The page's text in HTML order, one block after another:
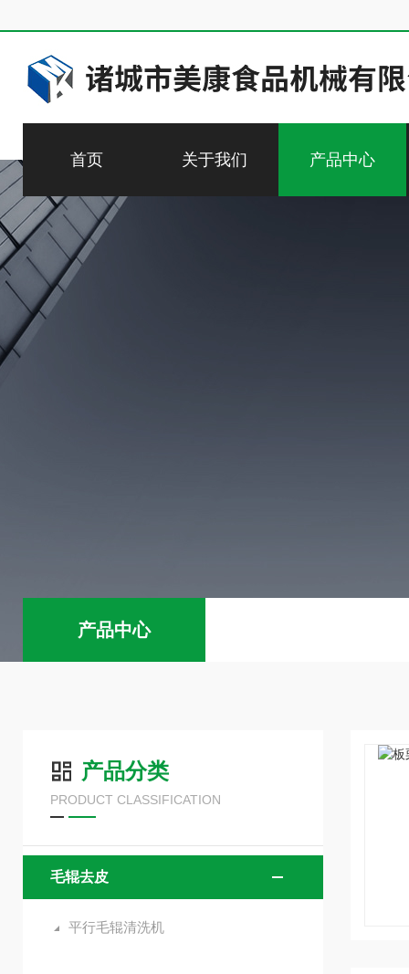
首页 关于我们 产品中心
产品中心
产品分类
PRODUCT CLASSIFICATION
毛辊去皮
平行毛辊清洗机